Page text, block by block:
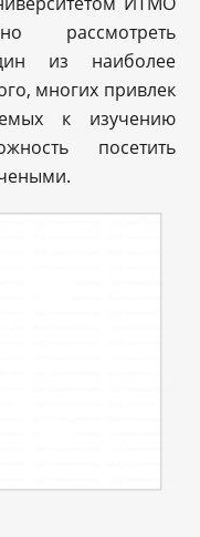
рассмотреть
из наиболее
многих привлек
к изучению
посетить